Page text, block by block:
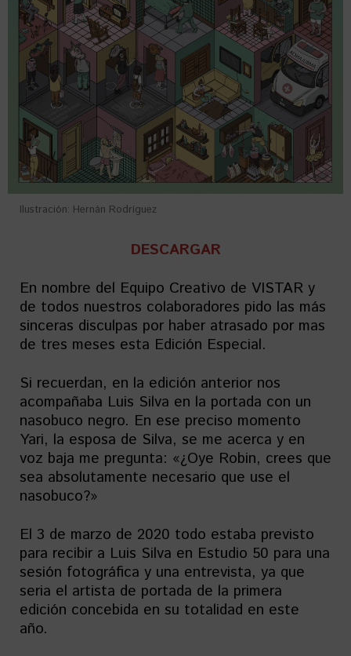
Ilustración: Hernán Rodríguez
DESCARGAR
En nombre del Equipo Creativo de VISTAR y
de todos nuestros colaboradores pido las más
sinceras disculpas por haber atrasado por mas
de tres meses esta Edición Especial.
Si recuerdan, en la edición anterior nos
acompañaba Luis Silva en la portada con un
nasobuco negro. En ese preciso momento
Yari, la esposa de Silva, se me acerca y en
voz baja me pregunta: «¿Oye Robin, crees que
sea absolutamente necesario que use el
nasobuco?»
El 3 de marzo de 2020 todo estaba previsto
para recibir a Luis Silva en Estudio 50 para una
sesión fotográfica y una entrevista, ya que
seria el artista de portada de la primera
edición concebida en su totalidad en este
año.